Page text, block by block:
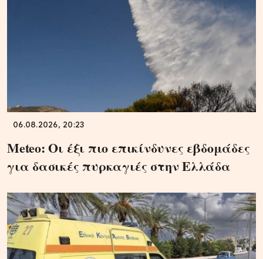
06.08.2026, 20:23
Meteo: Οι έξι πιο επικίνδυνες εβδομάδες
για δασικές πυρκαγιές στην Ελλάδα